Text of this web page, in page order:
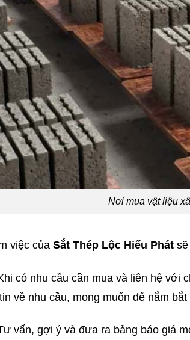
Nơi mua vật liệu
việc của Sắt Thép Lộc Hiếu Phát
có nhu cầu cần mua và liên hệ với
về nhu cầu, mong muốn để nắm
vấn, gợi ý và đưa ra bảng báo giá